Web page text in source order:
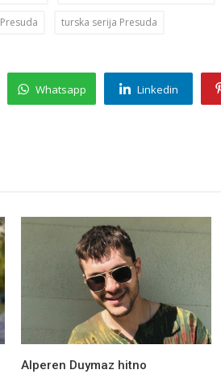
Presuda turska serija Presuda
Whatsapp Linkedin
Alperen Duymaz hitno